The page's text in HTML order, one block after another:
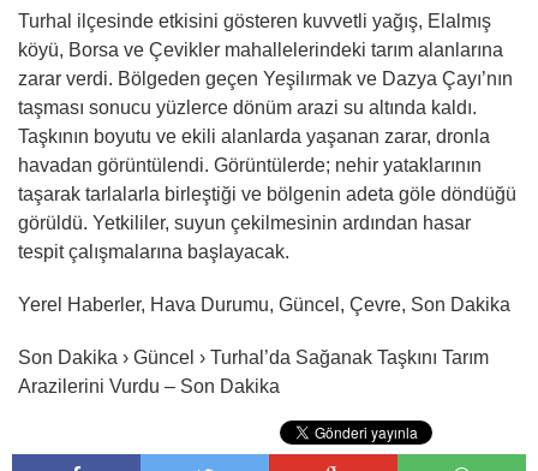
Turhal ilçesinde etkisini gösteren kuvvetli yağış, Elalmış
köyü, Borsa ve Çevikler mahallelerindeki tarım alanlarına
zarar verdi. Bölgeden geçen Yeşilırmak ve Dazya Çayı’nın
taşması sonucu yüzlerce dönüm arazi su altında kaldı.
Taşkının boyutu ve ekili alanlarda yaşanan zarar, dronla
havadan görüntülendi. Görüntülerde; nehir yataklarının
taşarak tarlalarla birleştiği ve bölgenin adeta göle döndüğü
görüldü. Yetkililer, suyun çekilmesinin ardından hasar
tespit çalışmalarına başlayacak.
Yerel Haberler, Hava Durumu, Güncel, Çevre, Son Dakika
Son Dakika › Güncel › Turhal’da Sağanak Taşkını Tarım
Arazilerini Vurdu – Son Dakika